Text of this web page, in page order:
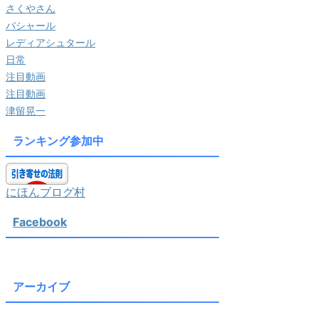
さくやさん
バシャール
レディアシュタール
日常
注目動画
注目動画
津留晃一
ランキング参加中
にほんブログ村
Facebook
アーカイブ